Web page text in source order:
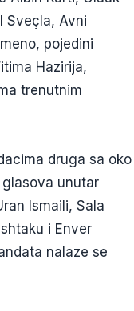
Sveçla, Avni
pojedini
Hazirija,
trenutnim
druga sa oko
unutar
Ismaili, Sala
i Enver
nalaze se